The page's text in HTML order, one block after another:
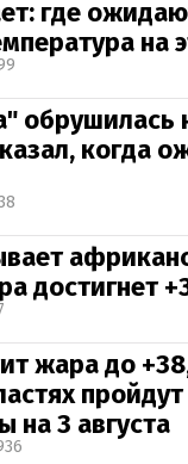
где
на
обрушилась
когда
достигнет
жара до
на 3 августа